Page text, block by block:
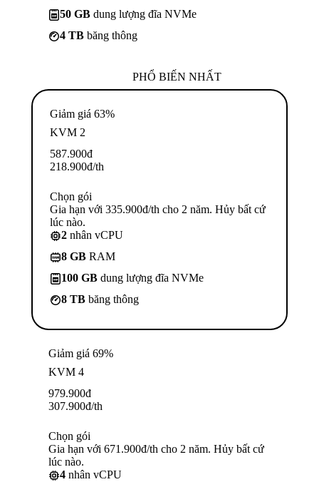
50 GB dung lượng đĩa NVMe
4 TB băng thông
PHỔ BIẾN NHẤT
Giảm giá 63%
KVM 2
587.900đ
218.900đ/th
Chọn gói
Gia hạn với 335.900đ/th cho 2 năm. Hủy bất cứ
lúc nào.
2 nhân vCPU
8 GB RAM
100 GB dung lượng đĩa NVMe
8 TB băng thông
Giảm giá 69%
KVM 4
979.900đ
307.900đ/th
Chọn gói
Gia hạn với 671.900đ/th cho 2 năm. Hủy bất cứ
lúc nào.
4 nhân vCPU